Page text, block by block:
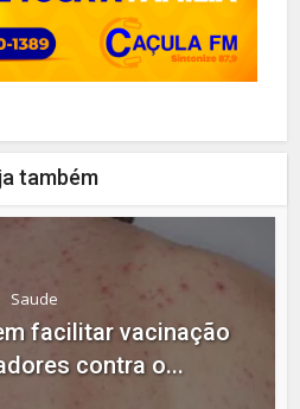
também
Saude
facilitar vacinação
contra o...